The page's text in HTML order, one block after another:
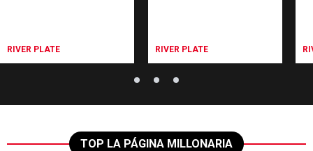
RIVER PLATE RIVER PLATE
TOP LA PÁGINA MILLONARIA